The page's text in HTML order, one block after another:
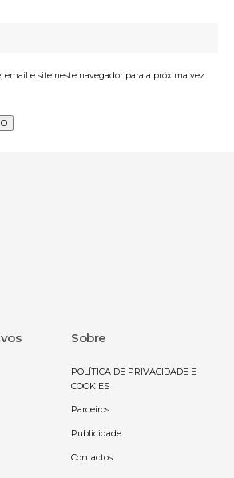
email e site neste navegador para a próxima vez
Sobre
POLÍTICA DE PRIVACIDADE E
COOKIES
Parceiros
Publicidade
Contactos